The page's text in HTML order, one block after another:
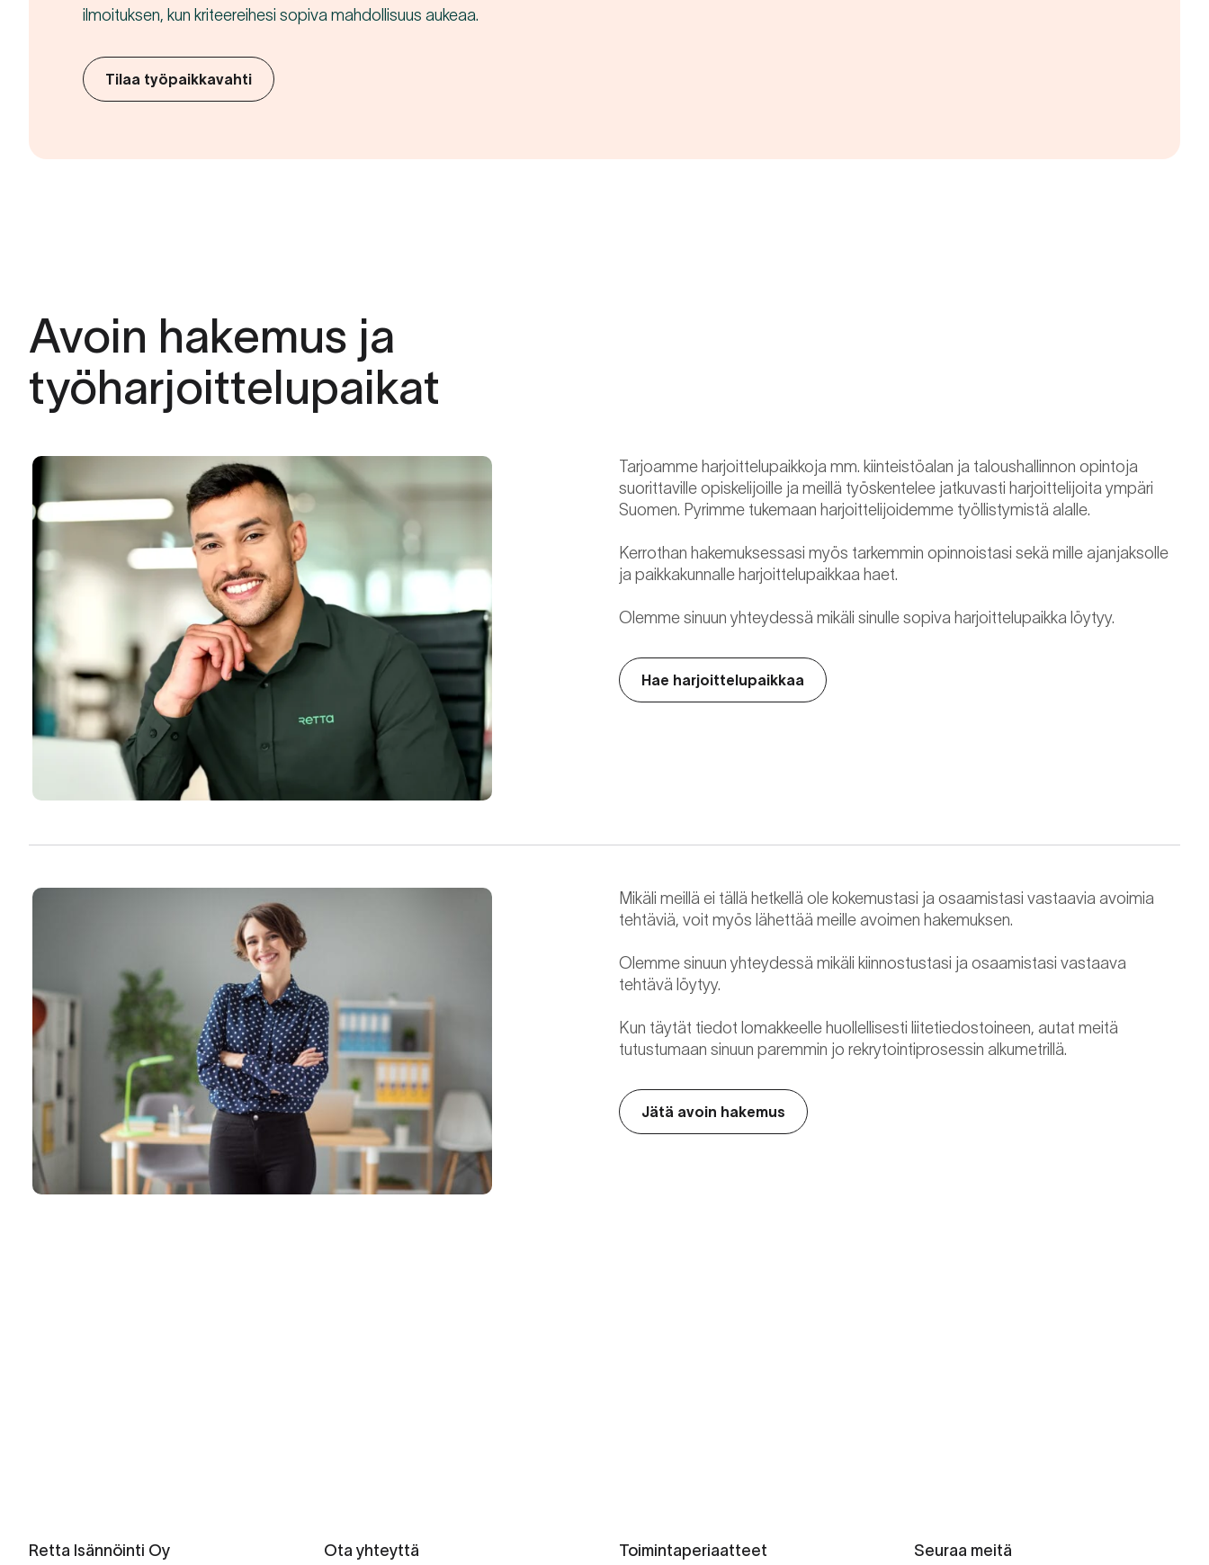
ilmoituksen, kun kriteereihesi sopiva mahdollisuus aukeaa.
Tilaa työpaikkavahti
Avoin hakemus ja
työharjoittelupaikat
Tarjoamme harjoittelupaikkoja mm. kiinteistöalan ja taloushallinnon opintoja
suorittaville opiskelijoille ja meillä työskentelee jatkuvasti harjoittelijoita ympäri
Suomen. Pyrimme tukemaan harjoittelijoidemme työllistymistä alalle.
Kerrothan hakemuksessasi myös tarkemmin opinnoistasi sekä mille ajanjaksolle
ja paikkakunnalle harjoittelupaikkaa haet.
Olemme sinuun yhteydessä mikäli sinulle sopiva harjoittelupaikka löytyy.
Hae harjoittelupaikkaa
Mikäli meillä ei tällä hetkellä ole kokemustasi ja osaamistasi vastaavia avoimia
tehtäviä, voit myös lähettää meille avoimen hakemuksen.
Olemme sinuun yhteydessä mikäli kiinnostustasi ja osaamistasi vastaava
tehtävä löytyy.
Kun täytät tiedot lomakkeelle huollellisesti liitetiedostoineen, autat meitä
tutustumaan sinuun paremmin jo rekrytointiprosessin alkumetrillä.
Jätä avoin hakemus
Retta Isännöinti Oy Ota yhteyttä Toimintaperiaatteet Seuraa meitä